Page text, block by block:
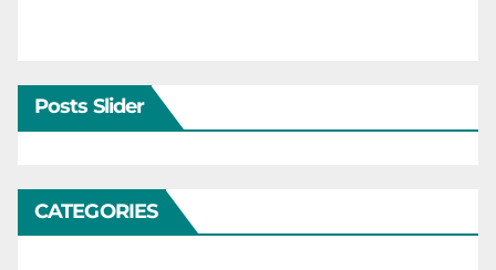
Posts Slider
CATEGORIES